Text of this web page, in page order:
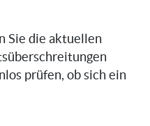
Sie die aktuellen
prüfen, ob sich ein